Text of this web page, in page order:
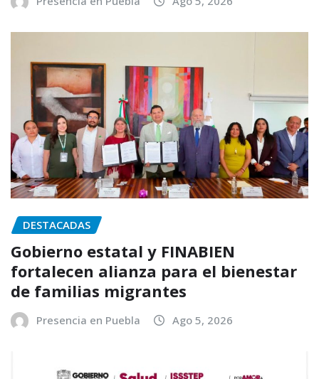
DESTACADAS
Gobierno estatal y FINABIEN
fortalecen alianza para el bienestar
de familias migrantes
Presencia en Puebla Ago 5, 2026